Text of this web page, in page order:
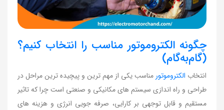
چگونه الکتروموتور مناسب را انتخاب کنیم؟
(گام‌به‌گام)
انتخاب الکتروموتور مناسب یکی از مهم ترین و پیچیده ترین مراحل در
طراحی و راه اندازی سیستم های مکانیکی و صنعتی است چرا که تاثیر
مستقیم و قابل توجهی بر کارایی، صرفه جویی انرژی و هزینه های